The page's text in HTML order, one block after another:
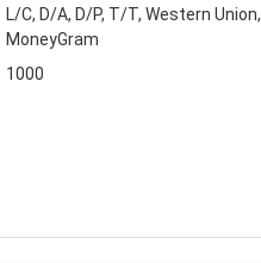
L/C, D/A, D/P, T/T, Western Union,
MoneyGram
1000